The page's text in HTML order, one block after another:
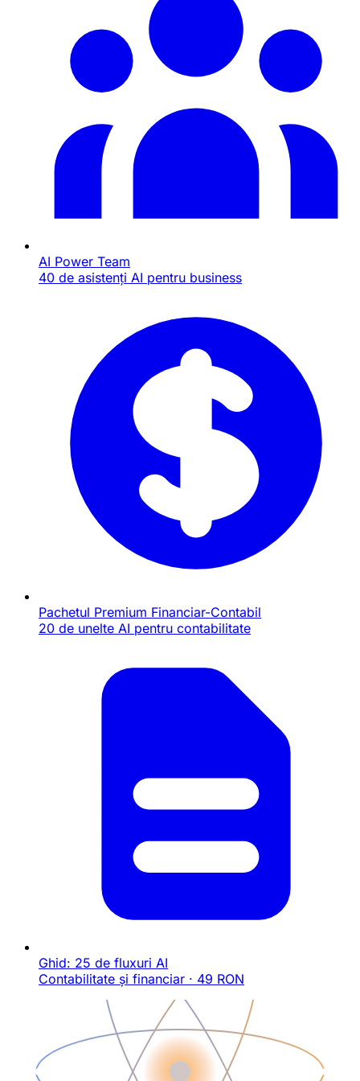
AI Power Team
40 de asistenți AI pentru business
Pachetul Premium Financiar-Contabil
20 de unelte AI pentru contabilitate
Ghid: 25 de fluxuri AI
Contabilitate și financiar · 49 RON